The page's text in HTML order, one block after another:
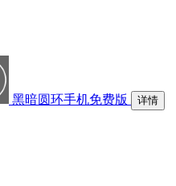
黑暗圆环手机免费版 详情